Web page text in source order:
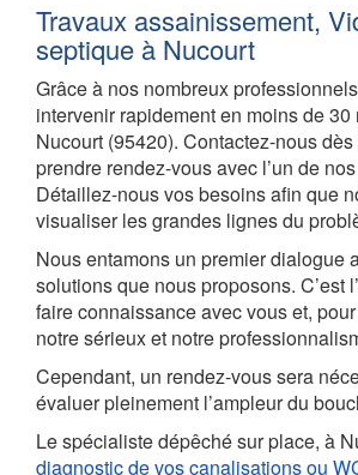
Travaux assainissement,
septique à Nucourt
Grâce à nos nombreux
intervenir rapidement en moins de 30
Nucourt (95420). Contactez-nous
prendre rendez-vous avec l’un de
Détaillez-nous vos besoins afin que
visualiser les grandes lignes du
Nous entamons un premier dialogue
solutions que nous proposons. C’est
faire connaissance avec vous et,
notre sérieux et notre
Cependant, un rendez-vous sera
évaluer pleinement l’ampleur du
Le spécialiste dépêché sur place, à
diagnostic de vos canalisations ou